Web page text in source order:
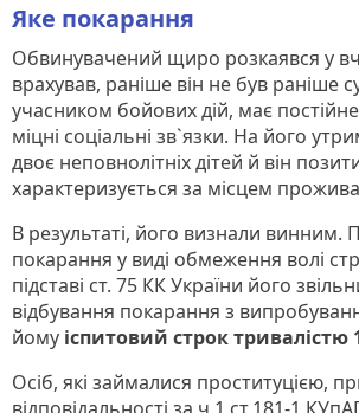
Яке покарання
Обвинувачений щиро розкаявся у
врахував, раніше він не був раніше
учасником бойових дій, має
міцні соціальні зв`язки. На його
двоє неповнолітніх дітей й він
характеризується за місцем
В результаті, його визнали винним.
покарання у виді обмеження волі
підставі ст. 75 КК України його
відбування покарання з
йому іспитовий строк тривалістю
Осіб, які займалися проституцією,